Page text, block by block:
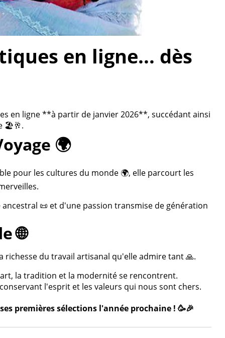
en ligne... dès
en ligne **à partir de janvier 2026**, succédant ainsi
🏖️🥂.
🌍
pour les cultures du monde 🌍, elle parcourt les
📜 et d'une passion transmise de génération
🌐
richesse du travail artisanal qu'elle admire tant 🙏.
la tradition et la modernité se rencontrent.
l'esprit et les valeurs qui nous sont chers.
premières sélections l'année prochaine ! 🥳🎉